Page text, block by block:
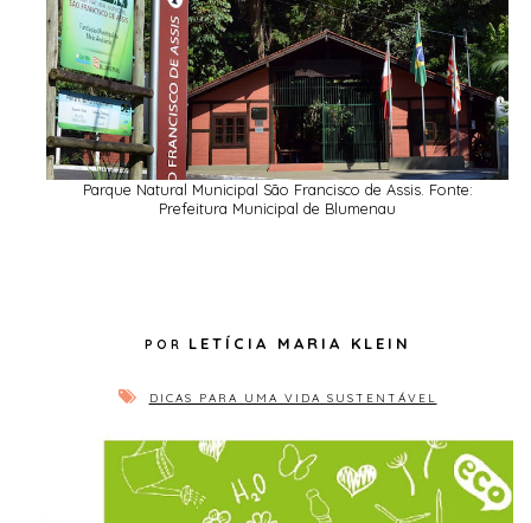
Parque Natural Municipal São Francisco de Assis. Fonte:
Prefeitura Municipal de Blumenau
LETÍCIA MARIA KLEIN
DICAS PARA UMA VIDA SUSTENTÁVEL